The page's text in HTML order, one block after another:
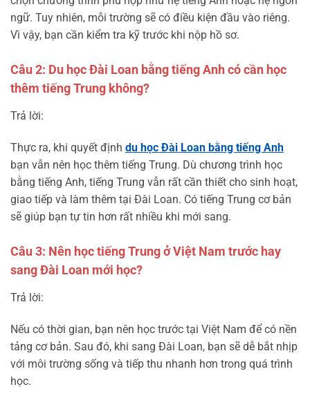
ngữ. Tuy nhiên, mỗi trường sẽ có điều kiện đầu vào riêng.
Vì vậy, bạn cần kiểm tra kỹ trước khi nộp hồ sơ.
Câu 2: Du học Đài Loan bằng tiếng Anh có cần học
thêm tiếng Trung không?
Trả lời:
Thực ra, khi quyết định du học Đài Loan bằng tiếng Anh
bạn vẫn nên học thêm tiếng Trung. Dù chương trình học
bằng tiếng Anh, tiếng Trung vẫn rất cần thiết cho sinh hoạt,
giao tiếp và làm thêm tại Đài Loan. Có tiếng Trung cơ bản
sẽ giúp bạn tự tin hơn rất nhiều khi mới sang.
Câu 3: Nên học tiếng Trung ở Việt Nam trước hay
sang Đài Loan mới học?
Trả lời:
Nếu có thời gian, bạn nên học trước tại Việt Nam để có nền
tảng cơ bản. Sau đó, khi sang Đài Loan, bạn sẽ dễ bắt nhịp
với môi trường sống và tiếp thu nhanh hơn trong quá trình
học.